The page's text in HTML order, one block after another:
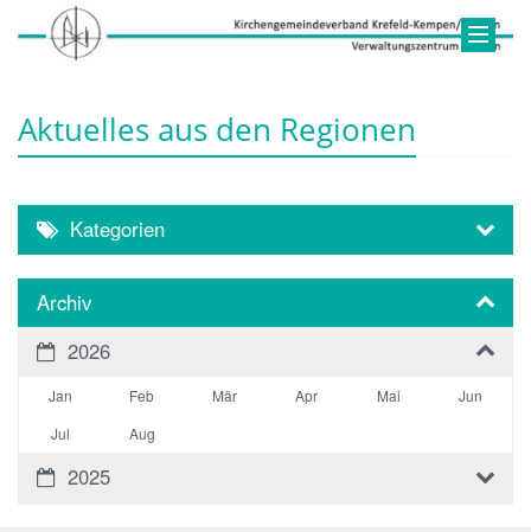
Aktuelles aus den Regionen
Kategorien
Archiv
2026
Jan Feb Mär Apr Mai
Jun
Jul
Aug
2025